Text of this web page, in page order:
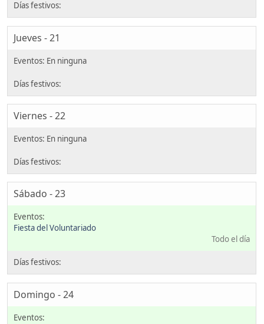
Jueves - 21
Viernes - 22
Sábado - 23
Fiesta del Voluntariado
Todo el día
Domingo - 24